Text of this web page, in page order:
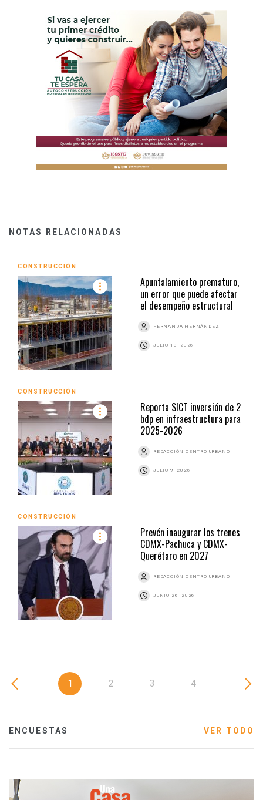
NOTAS RELACIONADAS
CONSTRUCCIÓN
Apuntalamiento prematuro,
un error que puede afectar
el desempeño estructural
FERNANDA HERNÁNDEZ
JULIO 13, 2026
CONSTRUCCIÓN
Reporta SICT inversión de 2
bdp en infraestructura para
2025-2026
REDACCIÓN CENTRO URBANO
JULIO 9, 2026
CONSTRUCCIÓN
Prevén inaugurar los trenes
CDMX-Pachuca y CDMX-
Querétaro en 2027
REDACCIÓN CENTRO URBANO
JUNIO 26, 2026
1 2 3 4
ENCUESTAS VER TODO